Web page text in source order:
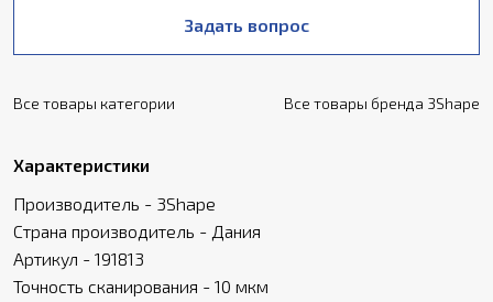
Задать вопрос
Все товары категории Все товары бренда 3Shape
Характеристики
Производитель - 3Shape
Страна производитель - Дания
Артикул - 191813
Точность сканирования - 10 мкм